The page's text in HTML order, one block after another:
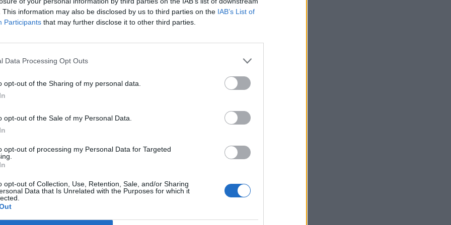
This information may also be disclosed by us to third parties on the IAB’s List of
Participants that may further disclose it to other third parties.
Data Processing Opt Outs
opt-out of the Sharing of my personal data.
opt-out of the Sale of my Personal Data.
opt-out of processing my Personal Data for Targeted
opt-out of Collection, Use, Retention, Sale, and/or Sharing
Data that Is Unrelated with the Purposes for which it
MNB kötvény aukción az átlagos hozam 10.81%-on alakult, az elfogadott
mennyiség 45 milliárdos értékét.A jelen írás nem minősül befektetési
befektetési ajánlásnak. Részletes jogi információ...
cikkarchívum
elmúlt 2 év napon belüli
Előfizetés